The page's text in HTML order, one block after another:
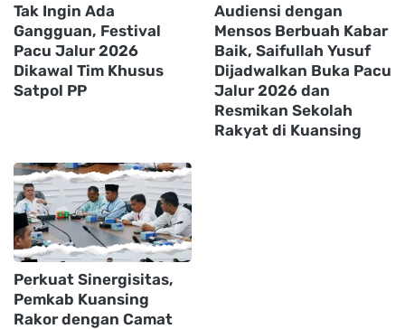
Tak Ingin Ada
Gangguan, Festival
Pacu Jalur 2026
Dikawal Tim Khusus
Satpol PP
Audiensi dengan
Mensos Berbuah Kabar
Baik, Saifullah Yusuf
Dijadwalkan Buka Pacu
Jalur 2026 dan
Resmikan Sekolah
Rakyat di Kuansing
Perkuat Sinergisitas,
Pemkab Kuansing
Rakor dengan Camat